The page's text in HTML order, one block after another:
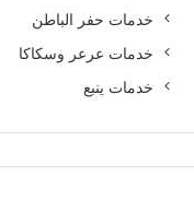
خدمات حفر الباطن
خدمات عرعر وسكاكا
خدمات ينبع